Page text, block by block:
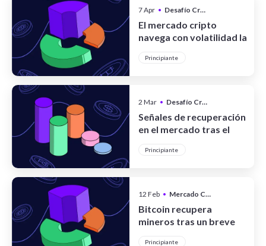
7 Apr • Desafío Cripto
El mercado cripto
navega con volatilidad la
Principiante
2 Mar • Desafío Cripto
Señales de recuperación
en el mercado tras el
Principiante
12 Feb • Mercado Cripto
Bitcoin recupera
mineros tras un breve
Principiante